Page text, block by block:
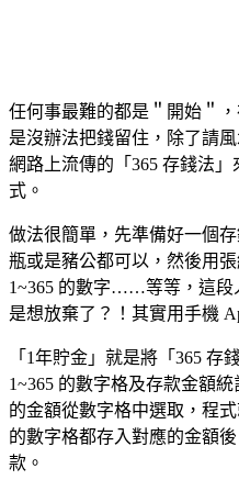
任何事最難的都是＂開始＂
是沒辦法把錢留住，除了請
網路上流傳的「365 存錢法
式。
做法很簡單，先準備好一個
瓶或是豬公都可以，然後用
1~365 的數字……等等，這段
是想放棄了？！其實用手機
「1年貯金」就是將「365 存
1~365 的數字格及存款金額
的金額從數字格中選取，程
的數字格都存入對應的金額
款。